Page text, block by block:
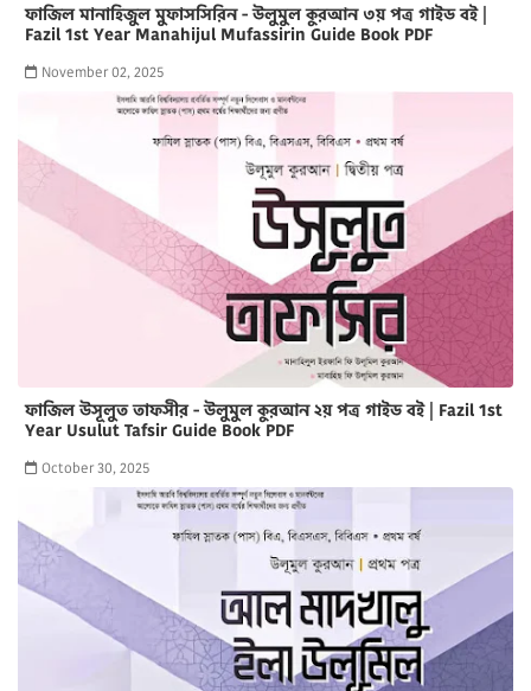
ফাজিল মানাহিজুল মুফাসসিরিন - উলুমুল কুরআন ৩য় পত্র গাইড বই |
Fazil 1st Year Manahijul Mufassirin Guide Book PDF
November 02, 2025
ফাজিল উসূলুত তাফসীর - উলুমুল কুরআন ২য় পত্র গাইড বই | Fazil 1st
Year Usulut Tafsir Guide Book PDF
October 30, 2025